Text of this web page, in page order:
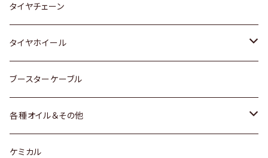
三菱
スバル
レクサス
マツダ
三菱
スバル
いすゞ
ダイハツ
マツダ
三菱
スバル
日産
ダイハツ
スバル
スズキ
日産
ダイハツ
マツダ
スズキ
日産
ダイハツ
マツダ
スバル
トヨタ
マツダ
タイヤチェーン
タイヤホイール
トヨタ
ホンダ
スズキ
ブースターケーブル
各種オイル＆その他
ディーデル洗浄添加剤
ケミカル